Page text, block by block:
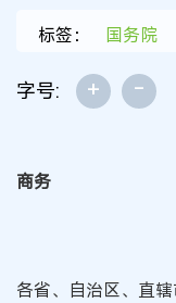
标签：
国务院
字号: + -
商务
健康快
国办发
各省、自治区、直